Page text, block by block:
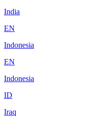
India
EN
Indonesia
EN
Indonesia
ID
Iraq